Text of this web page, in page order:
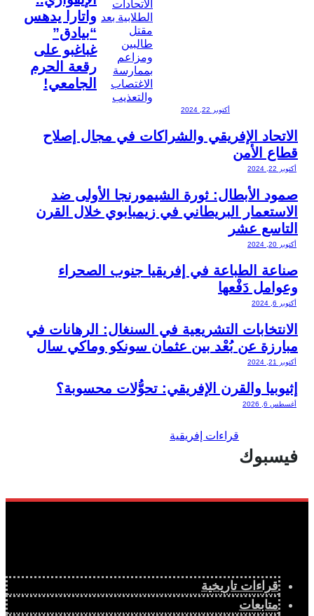
واتارا يدهس
“بيادق”
غباغبو على
رقعة الحرم
الجامعي!
أكتوبر 22, 2024
الاتحاد الإفريقي والشراكات في مجال إصلاح
قطاع الأمن
أكتوبر 22, 2024
صمود الأبطال: ثورة الشيمورنجا الأولى ضد
الاستعمار البريطاني في زيمبابوي خلال القرن
التاسع عشر
أكتوبر 20, 2024
صناعة الطباعة في إفريقيا جنوب الصحراء
وعوامل دَفْعها
أكتوبر 6, 2024
الانتخابات التشريعية في السنغال: الرهانات في
مبارزة عن بُعْد بين عثمان سونكو وماكي سال
أكتوبر 21, 2024
إثيوبيا والقرن الإفريقي: تحوُّلات محسوبة؟
أغسطس 6, 2026
فيسبوك
قراءات تاريخية
متابعات